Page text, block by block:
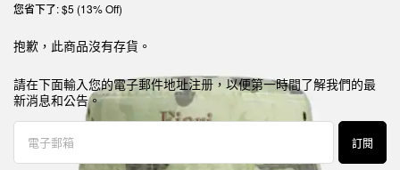
您省下了: $5 (13% Off)
抱歉，此商品沒有存貨。
請在下面輸入您的電子郵件地址注册，以便第一時間了解我們的最
新消息和公告。
訂閱